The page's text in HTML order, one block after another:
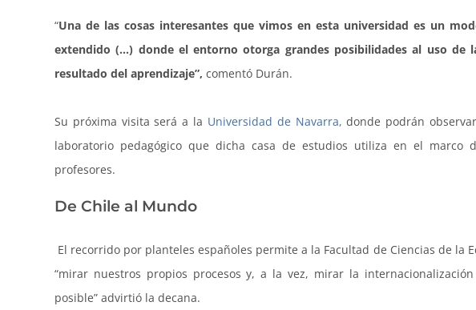
“Una de las cosas interesantes que vimos en esta universidad es un
extendido (…) donde el entorno otorga grandes posibilidades al uso de
resultado del aprendizaje”, comentó Durán.
Su próxima visita será a la Universidad de Navarra, donde podrán
laboratorio pedagógico que dicha casa de estudios utiliza en el marco
profesores.
De Chile al Mundo
El recorrido por planteles españoles permite a la Facultad de Ciencias de la
“mirar nuestros propios procesos y, a la vez, mirar la
posible” advirtió la decana.